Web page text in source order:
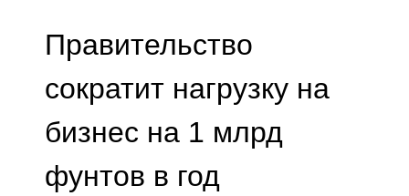
Правительство
сократит нагрузку на
бизнес на 1 млрд
фунтов в год